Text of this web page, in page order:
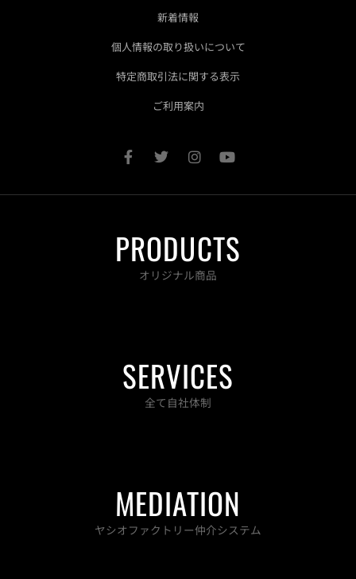
新着情報
個人情報の取り扱いについて
特定商取引法に関する表示
ご利用案内
F
a
e
o
k
-
T
w
t
r
I
n
t
r
m
Y
o
t
e
PRODUCTS
オリジナル商品
SERVICES
全て自社体制
MEDIATION
ヤシオファクトリー仲介システム